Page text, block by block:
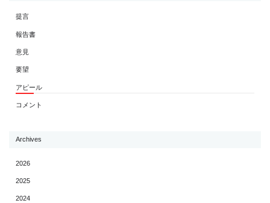
提言
報告書
意見
要望
アピール
コメント
Archives
2026
2025
2024